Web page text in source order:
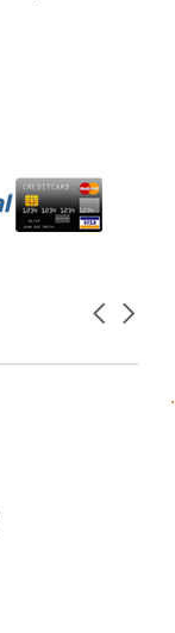
Carousel